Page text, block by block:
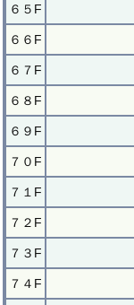
６５F
６６F
６７F
６８F
６９F
７０F
７１F
７２F
７３F
７４F